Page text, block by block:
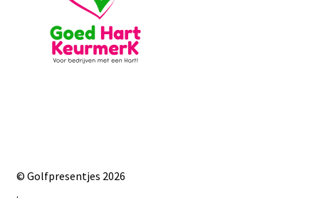
© Golfpresentjes 2026
.